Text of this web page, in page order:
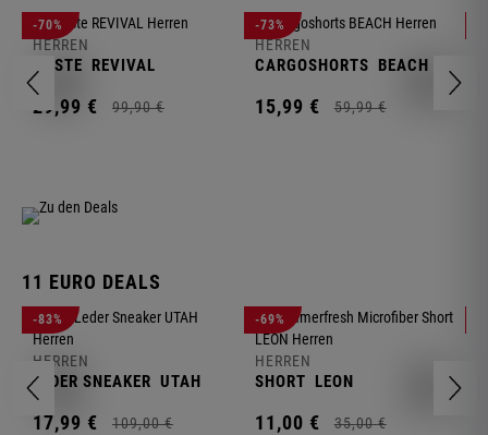
-70%
HERREN
WESTE REVIVAL
29,99 € 99,90 €
-73%
HERREN
CARGOSHORTS BEACH
15,99 € 59,99 €
11 EURO DEALS
-83%
HERREN
LEDER SNEAKER UTAH
17,99 € 109,00 €
-69%
HERREN
SHORT LEON
11,00 € 35,00 €